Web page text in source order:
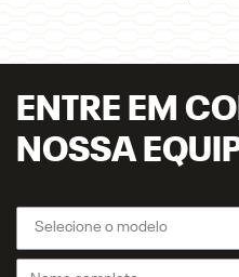
ENTRE EM
NOSSA